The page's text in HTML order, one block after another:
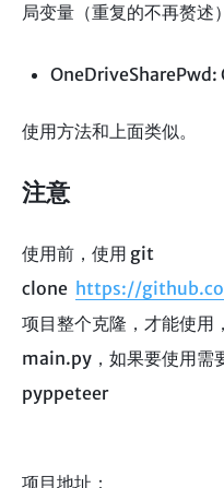
局变量（重复的不再赘述
OneDriveSharePwd:
使用方法和上面类似。
注意
使用前，使用 git
clone https://
项目整个克隆，才能使
main.py，如果要使用需
pyppeteer
项目地址：